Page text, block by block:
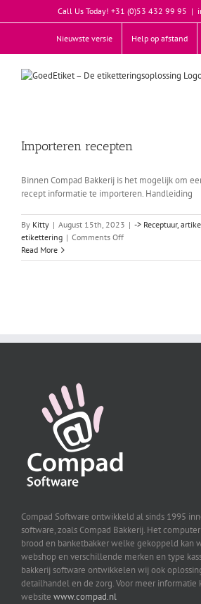
Call Us Today! +31 (0)53 432 99 95 |
Nieuwste versie Help op afstand
Importeren recepten
Binnen Compad Bakkerij is het mogelijk om
recept informatie te importeren. Handleiding
By Kitty | August 15th, 2023 | -> Receptuur,
etikettering | Comments Offon
recepten
Read More
Compad Software ontwikkeld al sinds 1995
software, zoals Compad Bakkerij. Het
brood en banketbakker welke gekoppeld kan
webshop en verschillende merken en type
bakkerij software ontwikkelen wij ook
detailhandel en de zorg. Voor meer informatie
website www.compad.nl